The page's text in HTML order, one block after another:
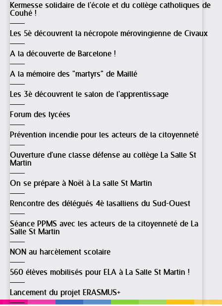
Kermesse solidaire de l'école et du collège catholiques de
Couhé !
Les 5è découvrent la nécropole mérovingienne de Civaux
A la découverte de Barcelone !
A la mémoire des "martyrs" de Maillé
Les 3è découvrent le salon de l'apprentissage
Forum des lycées
Prévention incendie pour les acteurs de la citoyenneté
Ouverture d'une classe défense au collège La Salle St
Martin
On se prépare à Noël à La salle St Martin
Rencontre des délégués 4è lasalliens du Sud-Ouest
Séance PPMS avec les acteurs de la citoyenneté de La
Salle St Martin
NON au harcèlement scolaire
560 élèves mobilisés pour ELA à La Salle St Martin !
Lancement du projet ERASMUS+